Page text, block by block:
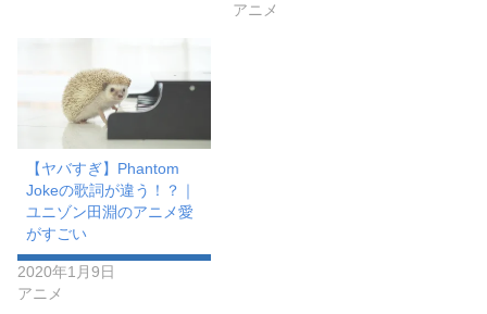
アニメ
【ヤバすぎ】Phantom
Jokeの歌詞が違う！？｜
ユニゾン田淵のアニメ愛
がすごい
2020年1月9日
アニメ